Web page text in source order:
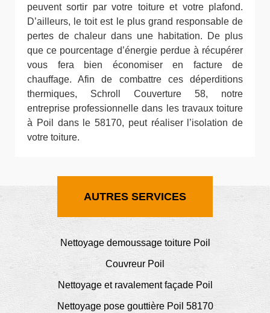
peuvent sortir par votre toiture et votre plafond.
D’ailleurs, le toit est le plus grand responsable de
pertes de chaleur dans une habitation. De plus
que ce pourcentage d’énergie perdue à récupérer
vous fera bien économiser en facture de
chauffage. Afin de combattre ces déperditions
thermiques, Schroll Couverture 58, notre
entreprise professionnelle dans les travaux toiture
à Poil dans le 58170, peut réaliser l’isolation de
votre toiture.
AUTRES SERVICES
Nettoyage demoussage toiture Poil
Couvreur Poil
Nettoyage et ravalement façade Poil
Nettoyage pose gouttière Poil 58170